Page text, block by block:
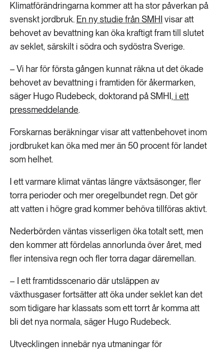
Klimatförändringarna kommer att ha stor påverkan på
svenskt jordbruk. En ny studie från SMHI visar att
behovet av bevattning kan öka kraftigt fram till slutet
av seklet, särskilt i södra och sydöstra Sverige.
– Vi har för första gången kunnat räkna ut det ökade
behovet av bevattning i framtiden för åkermarken,
säger Hugo Rudebeck, doktorand på SMHI, i ett
pressmeddelande.
Forskarnas beräkningar visar att vattenbehovet inom
jordbruket kan öka med mer än 50 procent för landet
som helhet.
I ett varmare klimat väntas längre växtsäsonger, fler
torra perioder och mer oregelbundet regn. Det gör
att vatten i högre grad kommer behöva tillföras aktivt.
Nederbörden väntas visserligen öka totalt sett, men
den kommer att fördelas annorlunda över året, med
fler intensiva regn och fler torra dagar däremellan.
– I ett framtidsscenario där utsläppen av
växthusgaser fortsätter att öka under seklet kan det
som tidigare har klassats som ett torrt år komma att
bli det nya normala, säger Hugo Rudebeck.
Utvecklingen innebär nya utmaningar för